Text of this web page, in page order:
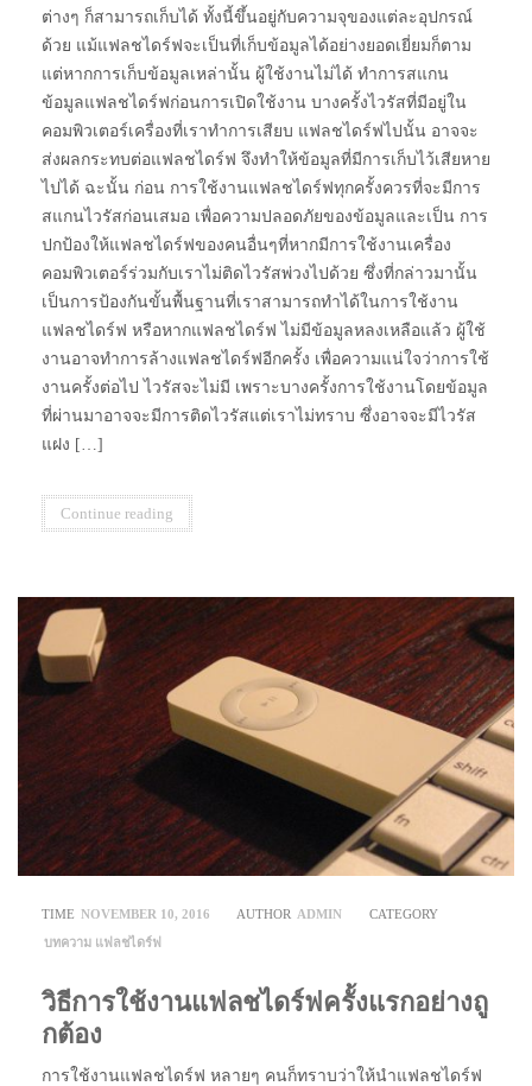
ต่างๆ ก็สามารถเก็บได้ ทั้งนี้ขึ้นอยู่กับความจุของแต่ละอุปกรณ์
ด้วย แม้แฟลชไดร์ฟจะเป็นที่เก็บข้อมูลได้อย่างยอดเยี่ยมก็ตาม
แต่หากการเก็บข้อมูลเหล่านั้น ผู้ใช้งานไม่ได้ ทำการสแกน
ข้อมูลแฟลชไดร์ฟก่อนการเปิดใช้งาน บางครั้งไวรัสที่มีอยู่ใน
คอมพิวเตอร์เครื่องที่เราทำการเสียบ แฟลชไดร์ฟไปนั้น อาจจะ
ส่งผลกระทบต่อแฟลชไดร์ฟ จึงทำให้ข้อมูลที่มีการเก็บไว้เสียหาย
ไปได้ ฉะนั้น ก่อน การใช้งานแฟลชไดร์ฟทุกครั้งควรที่จะมีการ
สแกนไวรัสก่อนเสมอ เพื่อความปลอดภัยของข้อมูลและเป็น การ
ปกป้องให้แฟลชไดร์ฟของคนอื่นๆที่หากมีการใช้งานเครื่อง
คอมพิวเตอร์ร่วมกับเราไม่ติดไวรัสพ่วงไปด้วย ซึ่งที่กล่าวมานั้น
เป็นการป้องกันขั้นพื้นฐานที่เราสามารถทำได้ในการใช้งาน
แฟลชไดร์ฟ หรือหากแฟลชไดร์ฟ ไม่มีข้อมูลหลงเหลือแล้ว ผู้ใช้
งานอาจทำการล้างแฟลชไดร์ฟอีกครั้ง เพื่อความแน่ใจว่าการใช้
งานครั้งต่อไป ไวรัสจะไม่มี เพราะบางครั้งการใช้งานโดยข้อมูล
ที่ผ่านมาอาจจะมีการติดไวรัสแต่เราไม่ทราบ ซึ่งอาจจะมีไวรัส
แฝง […]
Continue reading
TIME NOVEMBER 10, 2016 AUTHOR ADMIN
CATEGORY
บทความ แฟลชไดร์ฟ
วิธีการใช้งานแฟลชไดร์ฟครั้งแรกอย่างถู
กต้อง
การใช้งานแฟลชไดร์ฟ หลายๆ คนก็ทราบว่าให้นำแฟลชไดร์ฟ